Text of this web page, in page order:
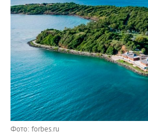
Фото: forbes.ru